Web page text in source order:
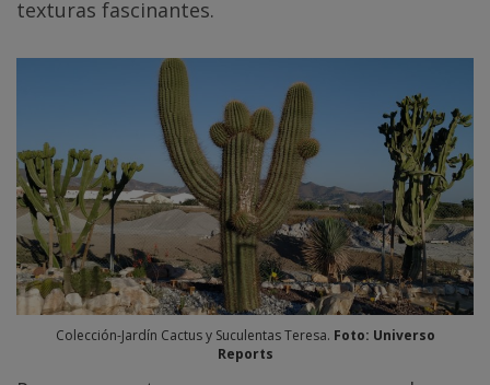
texturas fascinantes.
Colección-Jardín Cactus y Suculentas Teresa. Foto: Universo
Reports